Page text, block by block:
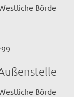
Börde
Börde